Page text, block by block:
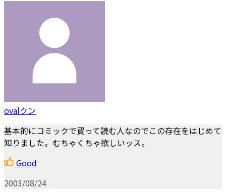
ovalクン
基本的にコミックで買って読む人なのでこの存在をはじめて
知りました。むちゃくちゃ欲しいッス。
Good
2003/08/24